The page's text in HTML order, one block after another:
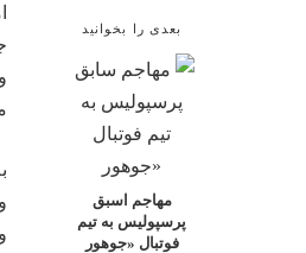
بعدی را بخوانید
مهاجم اسبق
پرسپولیس به تیم
فوتبال «جوهور